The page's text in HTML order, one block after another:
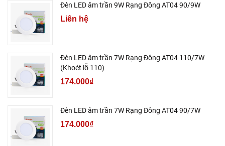
Đèn LED âm trần 9W Rạng Đông AT04 90/9W
Liên hệ
Đèn LED âm trần 7W Rạng Đông AT04 110/7W
(Khoét lỗ 110)
174.000₫
Đèn LED âm trần 7W Rạng Đông AT04 90/7W
174.000₫